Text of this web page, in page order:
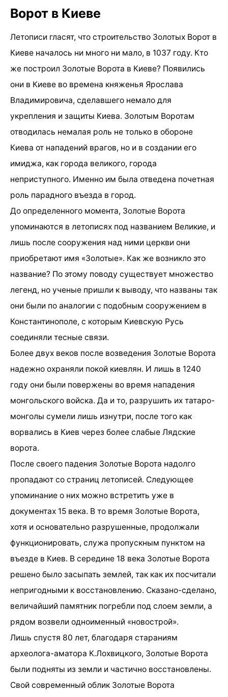
Ворот в Киеве
Летописи гласят, что строительство Золотых Ворот в
Киеве началось ни много ни мало, в 1037 году. Кто
же построил Золотые Ворота в Киеве? Появились
они в Киеве во времена княженья Ярослава
Владимировича, сделавшего немало для
укрепления и защиты Киева. Золотым Воротам
отводилась немалая роль не только в обороне
Киева от нападений врагов, но и в создании его
имиджа, как города великого, города
неприступного. Именно им была отведена почетная
роль парадного въезда в город.
До определенного момента, Золотые Ворота
упоминаются в летописях под названием Великие, и
лишь после сооружения над ними церкви они
приобретают имя «Золотые». Как же возникло это
название? По этому поводу существует множество
легенд, но ученые пришли к выводу, что названы так
они были по аналогии с подобным сооружением в
Константинополе, с которым Киевскую Русь
соединяли тесные связи.
Более двух веков после возведения Золотые Ворота
надежно охраняли покой киевлян. И лишь в 1240
году они были повержены во время нападения
монгольского войска. Да и то, разрушить их татаро-
монголы сумели лишь изнутри, после того как
ворвались в Киев через более слабые Лядские
ворота.
После своего падения Золотые Ворота надолго
пропадают со страниц летописей. Следующее
упоминание о них можно встретить уже в
документах 15 века. В то время Золотые Ворота,
хотя и основательно разрушенные, продолжали
функционировать, служа пропускным пунктом на
въезде в Киев. В середине 18 века Золотые Ворота
решено было засыпать землей, так как их посчитали
непригодными к восстановлению. Сказано-сделано,
величайший памятник погребли под слоем земли, а
рядом возвели одноименный «новострой».
Лишь спустя 80 лет, благодаря стараниям
археолога-аматора К.Лохвицкого, Золотые Ворота
были подняты из земли и частично восстановлены.
Свой современный облик Золотые Ворота